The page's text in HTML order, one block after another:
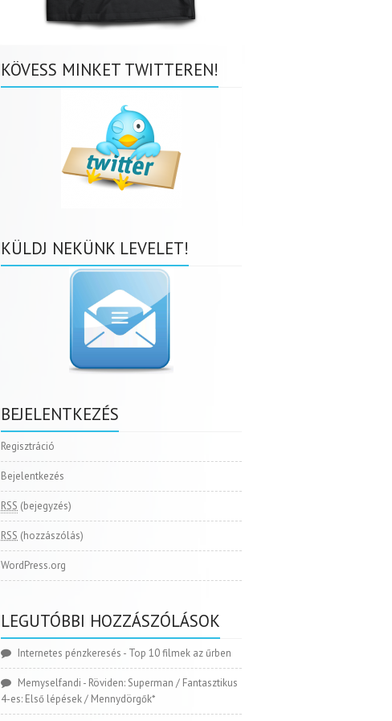
KÖVESS MINKET TWITTEREN!
KÜLDJ NEKÜNK LEVELET!
BEJELENTKEZÉS
Regisztráció
Bejelentkezés
RSS (bejegyzés)
RSS (hozzászólás)
WordPress.org
LEGUTÓBBI HOZZÁSZÓLÁSOK
Internetes pénzkeresés - Top 10 filmek az űrben
Memyselfandi - Röviden: Superman / Fantasztikus
4-es: Első lépések / Mennydörgők*